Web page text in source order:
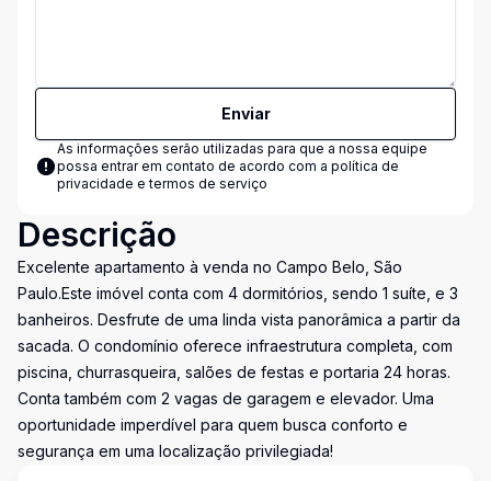
Enviar
As informações serão utilizadas para que a nossa equipe
possa entrar em contato de acordo com a política de
privacidade e termos de serviço
Descrição
Excelente apartamento à venda no Campo Belo, São
Paulo.Este imóvel conta com 4 dormitórios, sendo 1 suíte, e 3
banheiros. Desfrute de uma linda vista panorâmica a partir da
sacada. O condomínio oferece infraestrutura completa, com
piscina, churrasqueira, salões de festas e portaria 24 horas.
Conta também com 2 vagas de garagem e elevador. Uma
oportunidade imperdível para quem busca conforto e
segurança em uma localização privilegiada!